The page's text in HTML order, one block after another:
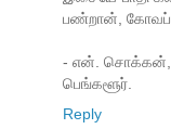
பண்றான்,
- என். சொக்கன்,
பெங்களூர்.
Reply